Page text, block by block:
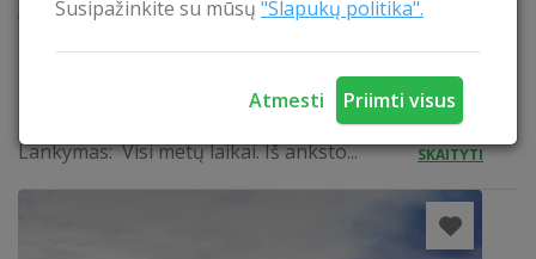
Susipažinkite su mūsų "Slapukų politika".
Atmesti Priimti visus
“Angelų Malūno” istorija. Patys savo rankomis
paliesite visus autentiškus malūno įrengimus. Taip
pat, ragausite vietinių kvapnių žolelių arbatą ir
natūralų mūsų bičių medų, suneštą iš Varnių
regioninio parko. Žmonių kiekis: nuo 10 žmonių.
Lankymas: Visi metų laikai. Iš anksto...
SKAITYTI